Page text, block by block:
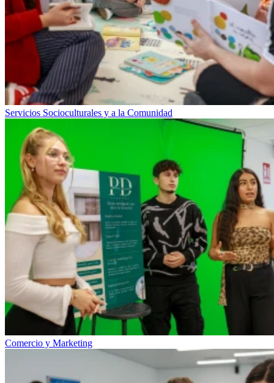
Servicios Socioculturales y a la Comunidad
Comercio y Marketing